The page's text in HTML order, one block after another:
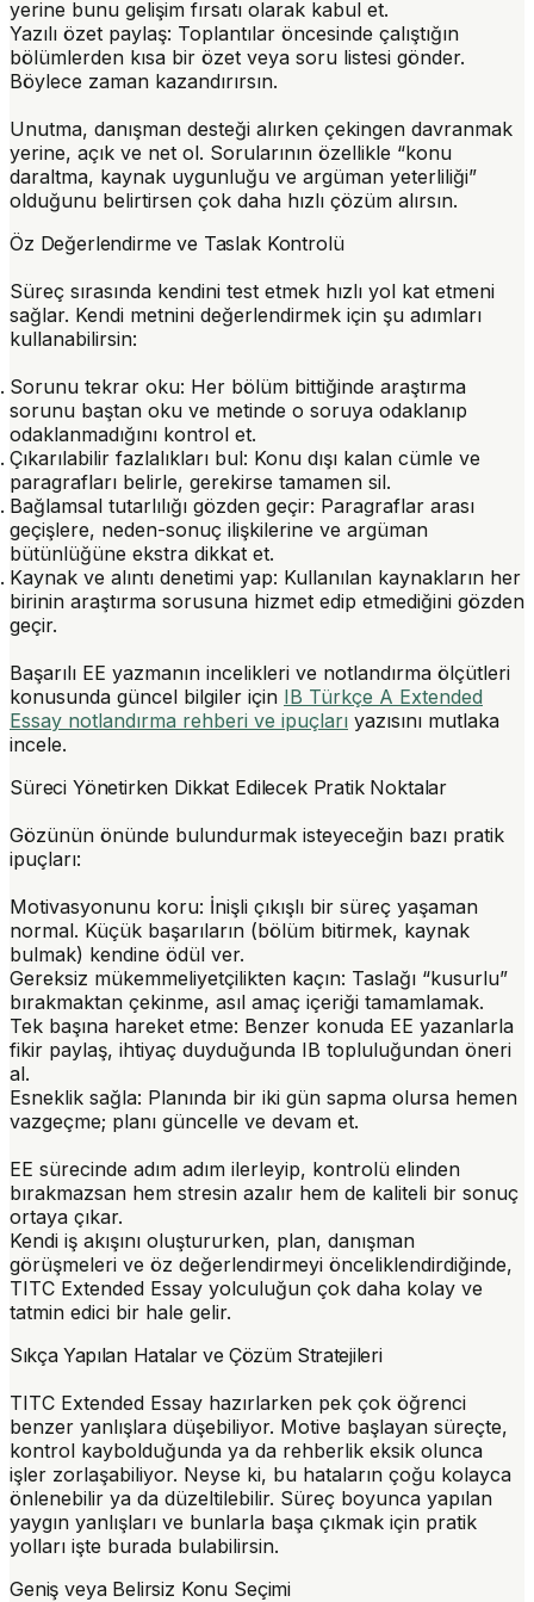
yerine bunu gelişim fırsatı olarak kabul et.
Yazılı özet paylaş: Toplantılar öncesinde çalıştığın
bölümlerden kısa bir özet veya soru listesi gönder.
Böylece zaman kazandırırsın.
Unutma, danışman desteği alırken çekingen davranmak
yerine, açık ve net ol. Sorularının özellikle “konu
daraltma, kaynak uygunluğu ve argüman yeterliliği”
olduğunu belirtirsen çok daha hızlı çözüm alırsın.
Öz Değerlendirme ve Taslak Kontrolü
Süreç sırasında kendini test etmek hızlı yol kat etmeni
sağlar. Kendi metnini değerlendirmek için şu adımları
kullanabilirsin:
Sorunu tekrar oku: Her bölüm bittiğinde araştırma
sorunu baştan oku ve metinde o soruya odaklanıp
odaklanmadığını kontrol et.
Çıkarılabilir fazlalıkları bul: Konu dışı kalan cümle ve
paragrafları belirle, gerekirse tamamen sil.
Bağlamsal tutarlılığı gözden geçir: Paragraflar arası
geçişlere, neden-sonuç ilişkilerine ve argüman
bütünlüğüne ekstra dikkat et.
Kaynak ve alıntı denetimi yap: Kullanılan kaynakların her
birinin araştırma sorusuna hizmet edip etmediğini gözden
geçir.
Başarılı EE yazmanın incelikleri ve notlandırma ölçütleri
konusunda güncel bilgiler için IB Türkçe A Extended
Essay notlandırma rehberi ve ipuçları yazısını mutlaka
incele.
Süreci Yönetirken Dikkat Edilecek Pratik Noktalar
Gözünün önünde bulundurmak isteyeceğin bazı pratik
ipuçları:
Motivasyonunu koru: İnişli çıkışlı bir süreç yaşaman
normal. Küçük başarıların (bölüm bitirmek, kaynak
bulmak) kendine ödül ver.
Gereksiz mükemmeliyetçilikten kaçın: Taslağı “kusurlu”
bırakmaktan çekinme, asıl amaç içeriği tamamlamak.
Tek başına hareket etme: Benzer konuda EE yazanlarla
fikir paylaş, ihtiyaç duyduğunda IB topluluğundan öneri
al.
Esneklik sağla: Planında bir iki gün sapma olursa hemen
vazgeçme; planı güncelle ve devam et.
EE sürecinde adım adım ilerleyip, kontrolü elinden
bırakmazsan hem stresin azalır hem de kaliteli bir sonuç
ortaya çıkar.
Kendi iş akışını oluştururken, plan, danışman
görüşmeleri ve öz değerlendirmeyi önceliklendirdiğinde,
TITC Extended Essay yolculuğun çok daha kolay ve
tatmin edici bir hale gelir.
Sıkça Yapılan Hatalar ve Çözüm Stratejileri
TITC Extended Essay hazırlarken pek çok öğrenci
benzer yanlışlara düşebiliyor. Motive başlayan süreçte,
kontrol kaybolduğunda ya da rehberlik eksik olunca
işler zorlaşabiliyor. Neyse ki, bu hataların çoğu kolayca
önlenebilir ya da düzeltilebilir. Süreç boyunca yapılan
yaygın yanlışları ve bunlarla başa çıkmak için pratik
yolları işte burada bulabilirsin.
Geniş veya Belirsiz Konu Seçimi